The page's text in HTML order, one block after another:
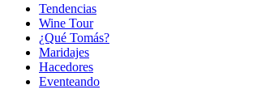
Tendencias
Wine Tour
¿Qué Tomás?
Maridajes
Hacedores
Eventeando